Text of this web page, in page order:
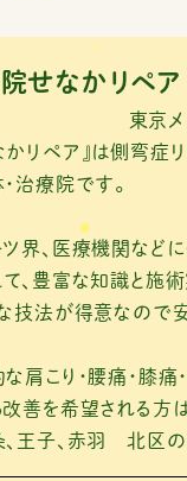
it
te
e
ai
l
せなかリペア
メトロ南北線
リペア』は側弯症
治療院です。
ツ界、医療機関など
て、豊富な知識と施
な技法が得意なので
肩こり・腰痛・膝
善を希望される方
王子、赤羽 北区の